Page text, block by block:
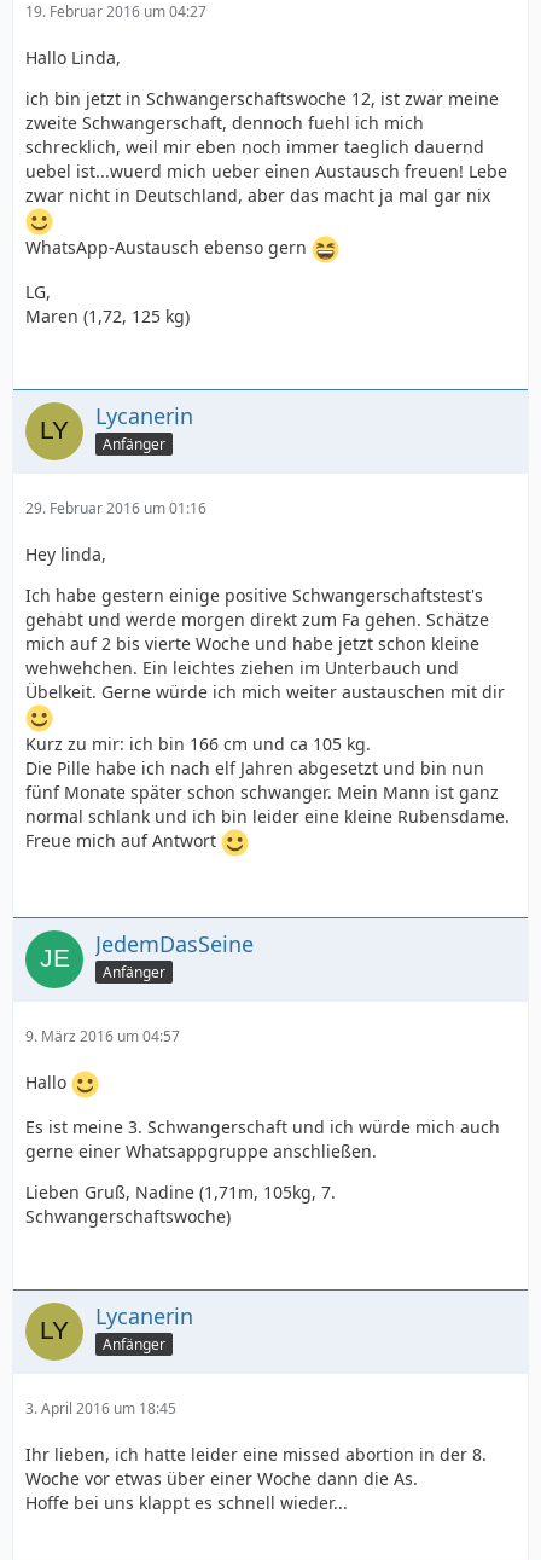
19. Februar 2016 um 04:27
Hallo Linda,
ich bin jetzt in Schwangerschaftswoche 12, ist zwar meine
zweite Schwangerschaft, dennoch fuehl ich mich
schrecklich, weil mir eben noch immer taeglich dauernd
uebel ist...wuerd mich ueber einen Austausch freuen! Lebe
zwar nicht in Deutschland, aber das macht ja mal gar nix
WhatsApp-Austausch ebenso gern
LG,
Maren (1,72, 125 kg)
Lycanerin
Anfänger
29. Februar 2016 um 01:16
Hey linda,
Ich habe gestern einige positive Schwangerschaftstest's
gehabt und werde morgen direkt zum Fa gehen. Schätze
mich auf 2 bis vierte Woche und habe jetzt schon kleine
wehwehchen. Ein leichtes ziehen im Unterbauch und
Übelkeit. Gerne würde ich mich weiter austauschen mit dir
Kurz zu mir: ich bin 166 cm und ca 105 kg.
Die Pille habe ich nach elf Jahren abgesetzt und bin nun
fünf Monate später schon schwanger. Mein Mann ist ganz
normal schlank und ich bin leider eine kleine Rubensdame.
Freue mich auf Antwort
JedemDasSeine
Anfänger
9. März 2016 um 04:57
Hallo
Es ist meine 3. Schwangerschaft und ich würde mich auch
gerne einer Whatsappgruppe anschließen.
Lieben Gruß, Nadine (1,71m, 105kg, 7.
Schwangerschaftswoche)
Lycanerin
Anfänger
3. April 2016 um 18:45
Ihr lieben, ich hatte leider eine missed abortion in der 8.
Woche vor etwas über einer Woche dann die As.
Hoffe bei uns klappt es schnell wieder...